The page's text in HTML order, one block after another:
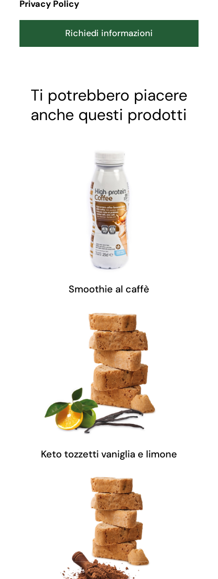
Privacy Policy
Richiedi informazioni
Ti potrebbero piacere
anche questi prodotti
Smoothie al caffè
Keto tozzetti vaniglia e limone